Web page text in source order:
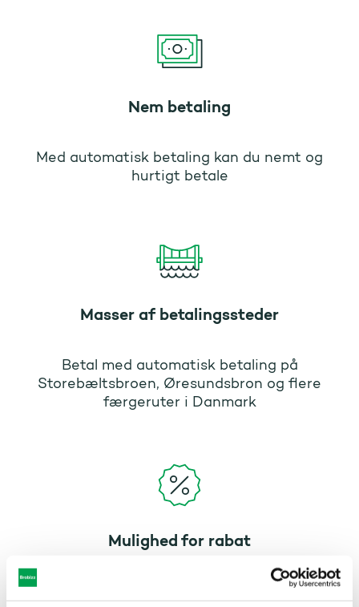
Nem betaling
Med automatisk betaling kan du nemt og
hurtigt betale
Masser af betalingssteder
Betal med automatisk betaling på
Storebæltsbroen, Øresundsbron og flere
færgeruter i Danmark
Mulighed for rabat